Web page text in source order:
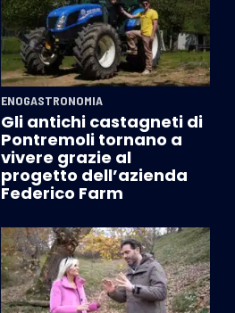
ENOGASTRONOMIA
Gli antichi castagneti di
Pontremoli tornano a
vivere grazie al
progetto dell’azienda
Federico Farm